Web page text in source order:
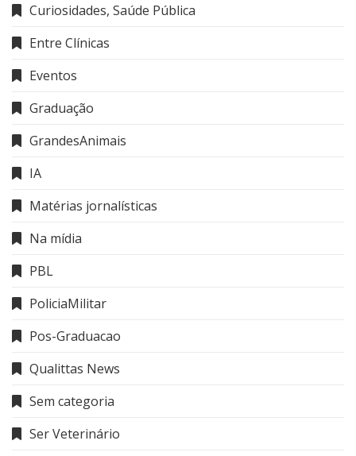
Curiosidades, Saúde Pública
Entre Clínicas
Eventos
Graduação
GrandesAnimais
IA
Matérias jornalísticas
Na mídia
PBL
PoliciaMilitar
Pos-Graduacao
Qualittas News
Sem categoria
Ser Veterinário